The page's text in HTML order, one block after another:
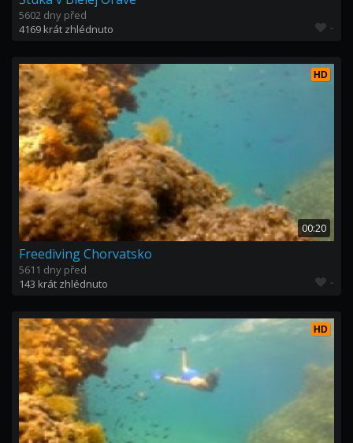
5602 dny před
4169 krát zhlédnuto
-
HD
00:20
Freediving Chorvatsko
5611 dny před
143 krát zhlédnuto
-
HD